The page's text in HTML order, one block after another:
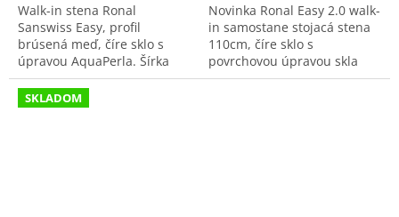
Walk-in stena Ronal
Sanswiss Easy, profil
brúsená meď, číre sklo s
úpravou AquaPerla. Šírka
120 cm, samostatne stojaca
stena pre modernú kúpeľňu.
Novinka Ronal Easy 2.0 walk-
in samostane stojacá stena
110cm, číre sklo s
povrchovou úpravou skla
AquaPerla, profil čierny
SKLADOM